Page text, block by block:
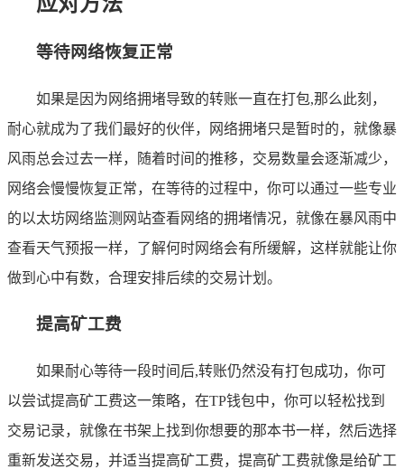
等待网络恢复正常
如果是因为网络拥堵导致的转账一直在打包,那么此刻，
耐心就成为了我们最好的伙伴，网络拥堵只是暂时的，就像暴
风雨总会过去一样，随着时间的推移，交易数量会逐渐减少，
网络会慢慢恢复正常，在等待的过程中，你可以通过一些专业
的以太坊网络监测网站查看网络的拥堵情况，就像在暴风雨中
查看天气预报一样，了解何时网络会有所缓解，这样就能让你
做到心中有数，合理安排后续的交易计划。
提高矿工费
如果耐心等待一段时间后,转账仍然没有打包成功，你可
以尝试提高矿工费这一策略，在TP钱包中，你可以轻松找到
交易记录，就像在书架上找到你想要的那本书一样，然后选择
重新发送交易，并适当提高矿工费，提高矿工费就像是给矿工